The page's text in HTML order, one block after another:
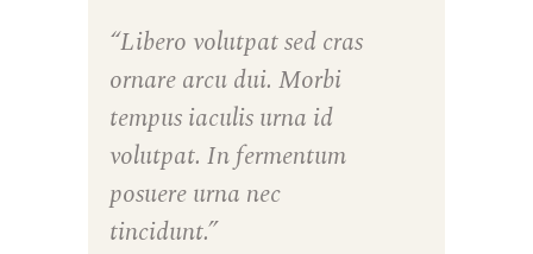
“Libero volutpat sed cras
ornare arcu dui. Morbi
tempus iaculis urna id
volutpat. In fermentum
posuere urna nec
tincidunt.”